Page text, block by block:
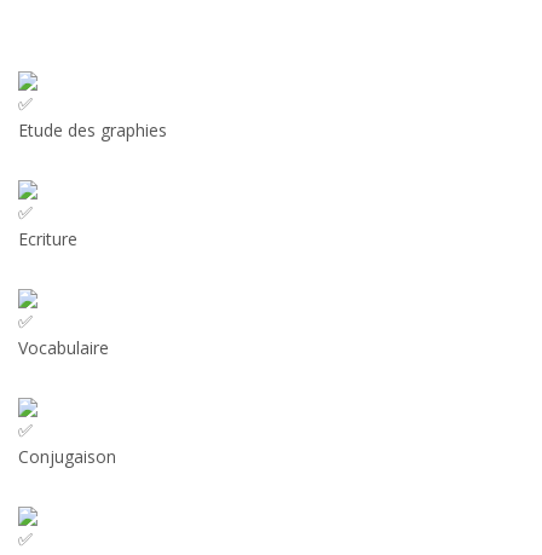
Etude des graphies
Ecriture
Vocabulaire
Conjugaison